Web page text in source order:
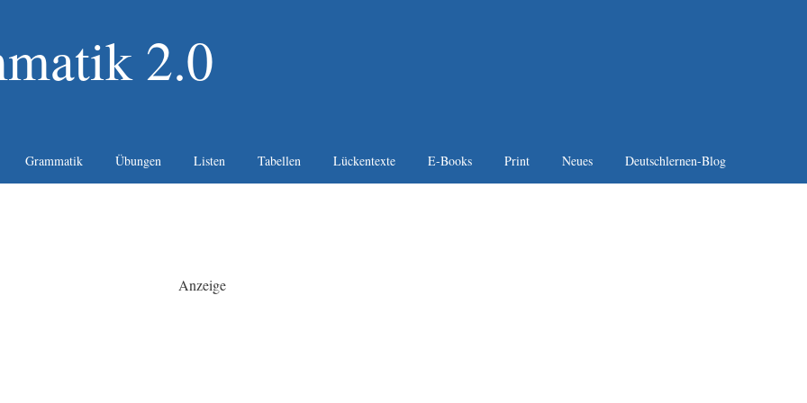
2.0
Grammatik Übungen Listen Tabellen Lückentexte E-Books Print Neues Deutschlernen-Blog
Anzeige